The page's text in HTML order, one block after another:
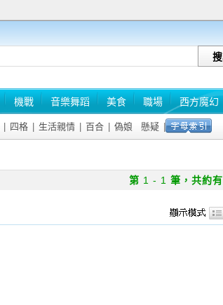
機戰 音樂舞蹈 美食 職場 西方魔幻
四格 生活親情 百合 偽娘 懸疑
第 1 - 1 筆，共約有